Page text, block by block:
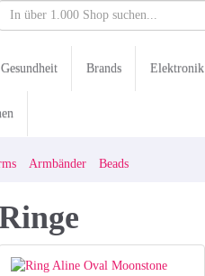
Brands Elektronik
Armbänder Beads